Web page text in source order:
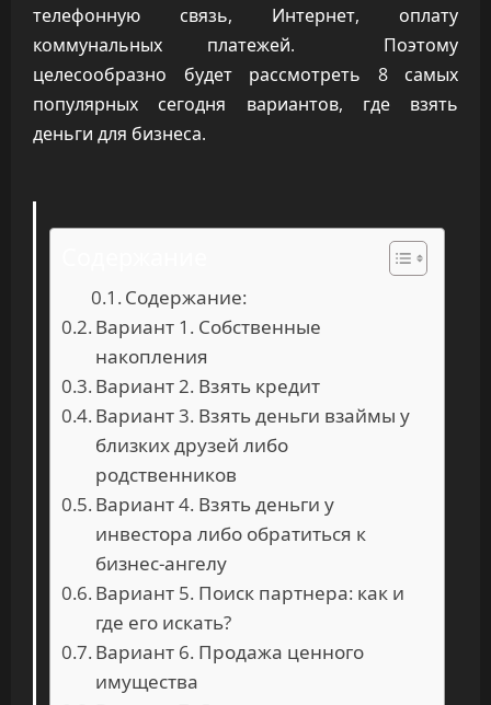
телефонную связь, Интернет, оплату
коммунальных платежей. Поэтому
целесообразно будет рассмотреть 8 самых
популярных сегодня вариантов, где взять
деньги для бизнеса.
Содержание:
Вариант 1. Собственные
накопления
Вариант 2. Взять кредит
Вариант 3. Взять деньги взаймы у
близких друзей либо
родственников
Вариант 4. Взять деньги у
инвестора либо обратиться к
бизнес-ангелу
Вариант 5. Поиск партнера: как и
где его искать?
Вариант 6. Продажа ценного
имущества